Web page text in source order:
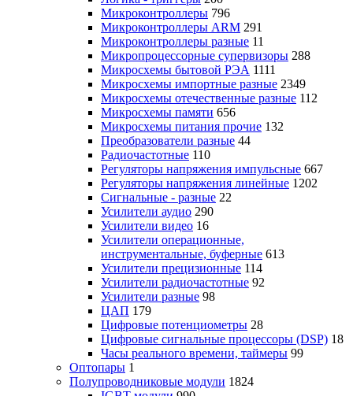
Микроконтроллеры 796
Микроконтроллеры ARM 291
Микроконтроллеры разные 11
Микропроцессорные супервизоры 288
Микросхемы бытовой РЭА 1111
Микросхемы импортные разные 2349
Микросхемы отечественные разные 112
Микросхемы памяти 656
Микросхемы питания прочие 132
Преобразователи разные 44
Радиочастотные 110
Регуляторы напряжения импульсные 667
Регуляторы напряжения линейные 1202
Сигнальные - разные 22
Усилители аудио 290
Усилители видео 16
Усилители операционные,
инструментальные, буферные 613
Усилители прецизионные 114
Усилители радиочастотные 92
Усилители разные 98
ЦАП 179
Цифровые потенциометры 28
Цифровые сигнальные процессоры (DSP) 18
Часы реального времени, таймеры 99
Оптопары 1
Полупроводниковые модули 1824